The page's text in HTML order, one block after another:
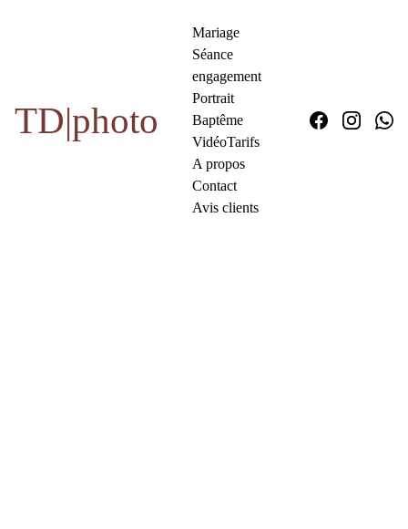
TD|photo
Mariage
Séance
engagement
Portrait
Baptême
VidéoTarifs
A propos
Contact
Avis clients